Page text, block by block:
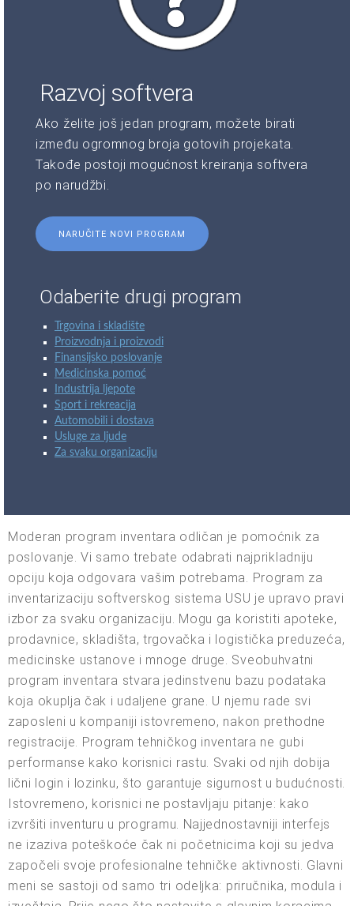
Razvoj softvera
Ako želite još jedan program, možete birati
između ogromnog broja gotovih projekata.
Takođe postoji mogućnost kreiranja softvera
po narudžbi.
NARUČITE NOVI PROGRAM
Odaberite drugi program
Trgovina i skladište
Proizvodnja i proizvodi
Finansijsko poslovanje
Medicinska pomoć
Industrija ljepote
Sport i rekreacija
Automobili i dostava
Usluge za ljude
Za svaku organizaciju
Moderan program inventara odličan je pomoćnik za
poslovanje. Vi samo trebate odabrati najprikladniju
opciju koja odgovara vašim potrebama. Program za
inventarizaciju softverskog sistema USU je upravo pravi
izbor za svaku organizaciju. Mogu ga koristiti apoteke,
prodavnice, skladišta, trgovačka i logistička preduzeća,
medicinske ustanove i mnoge druge. Sveobuhvatni
program inventara stvara jedinstvenu bazu podataka
koja okuplja čak i udaljene grane. U njemu rade svi
zaposleni u kompaniji istovremeno, nakon prethodne
registracije. Program tehničkog inventara ne gubi
performanse kako korisnici rastu. Svaki od njih dobija
lični login i lozinku, što garantuje sigurnost u budućnosti.
Istovremeno, korisnici ne postavljaju pitanje: kako
izvršiti inventuru u programu. Najjednostavniji interfejs
ne izaziva poteškoće čak ni početnicima koji su jedva
započeli svoje profesionalne tehničke aktivnosti. Glavni
meni se sastoji od samo tri odeljka: priručnika, modula i